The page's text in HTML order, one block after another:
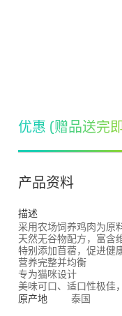
优惠 (赠品送完
产品资料
描述
采用农场饲养鸡肉为原
天然无谷物配方，富含
特别添加苜蓿，促进健
营养完整并均衡
专为猫咪设计
美味可口、适口性极佳
原产地
泰国